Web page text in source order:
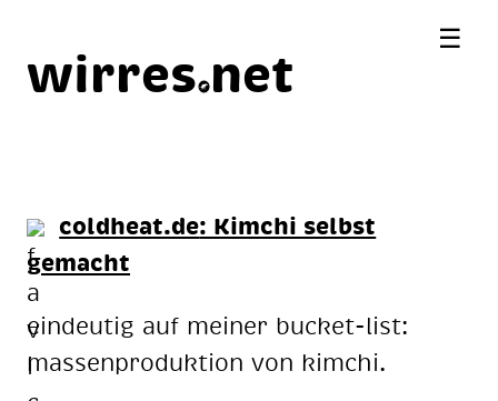
wirres net
coldheat.de: Kimchi selbst
gemacht
eindeutig auf meiner bucket-list:
mas­sen­pro­duk­ti­on von kimchi.
☰